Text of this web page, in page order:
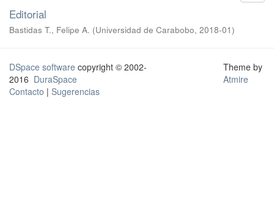
Editorial
Bastidas T., Felipe A. (Universidad de Carabobo, 2018-01)
DSpace software copyright © 2002-
2016 DuraSpace
Contacto | Sugerencias
Theme by
Atmire